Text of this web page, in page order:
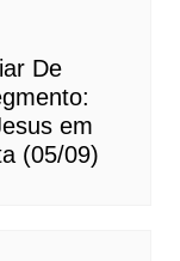
De
em
(05/09)